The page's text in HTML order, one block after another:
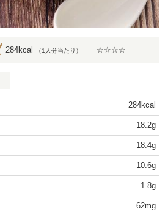
284kcal （1人分当たり） ☆☆☆☆
284kcal
18.2g
18.4g
10.6g
1.8g
62mg